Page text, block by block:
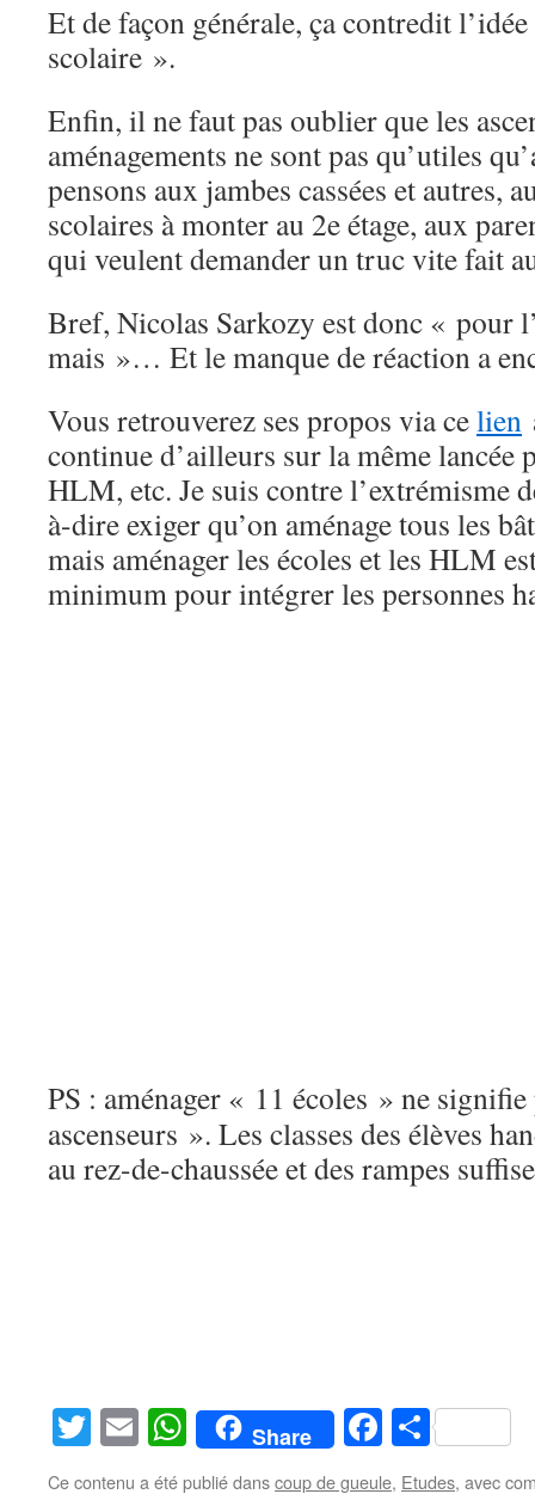
Et de façon générale, ça contredit
scolaire ».
Enfin, il ne faut pas oublier que les
aménagements ne sont pas qu’utiles
pensons aux jambes cassées et autres,
scolaires à monter au 2e étage, aux
qui veulent demander un truc vite fait
Bref, Nicolas Sarkozy est donc « pour
mais »… Et le manque de réaction a
Vous retrouverez ses propos via celien
continue d’ailleurs sur la même lancée
HLM, etc. Je suis contre l’extrémisme
à-dire exiger qu’on aménage tous les
mais aménager les écoles et les HLM
minimum pour intégrer les personnes
PS : aménager « 11 écoles » ne
ascenseurs ». Les classes des élèves
au rez-de-chaussée et des rampes
Twitter
EmailWhatsApp
Share Facebook
Ce contenu a été publié danscoup de gueule, Etudes, avec